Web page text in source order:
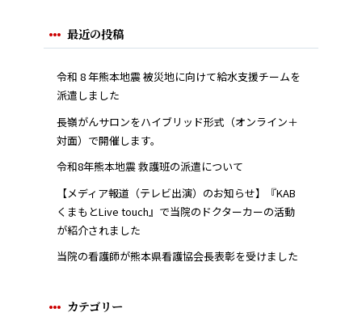
最近の投稿
令和 8 年熊本地震 被災地に向けて給水支援チームを
派遣しました
長嶺がんサロンをハイブリッド形式（オンライン＋
対面）で開催します。
令和8年熊本地震 救護班の派遣について
【メディア報道（テレビ出演）のお知らせ】『KAB
くまもとLive touch』で当院のドクターカーの活動
が紹介されました
当院の看護師が熊本県看護協会長表彰を受けました
カテゴリー